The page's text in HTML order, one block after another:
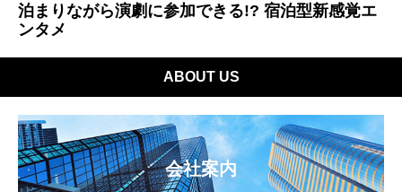
泊まりながら演劇に参加できる!? 宿泊型新感覚エ
ンタメ
ABOUT US
会社案内